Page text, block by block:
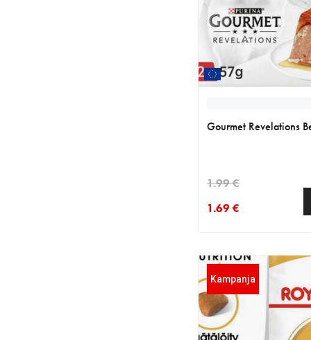
Gourmet Revelations
1.69 €
1.99 €
Kampanja